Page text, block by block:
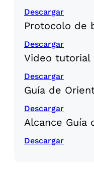
Descargar
Protocolo de
Descargar
Video tutorial
Descargar
Guía de
Descargar
Alcance Guía
Descargar